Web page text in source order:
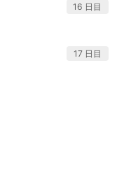
16 日目
17 日目